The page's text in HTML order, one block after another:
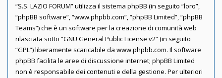
“S.S. LAZIO FORUM” utilizza il sistema phpBB (in seguito “loro”,
“phpBB software”, “www.phpbb.com”, “phpBB Limited”, “phpBB
Teams”) che è un software per la creazione di comunità web
rilasciata sotto “GNU General Public License v2” (in seguito
“GPL”) liberamente scaricabile da www.phpbb.com. Il software
phpBB facilita le aree di discussione internet; phpBB Limited
non è responsabile dei contenuti e della gestione. Per ulteriori